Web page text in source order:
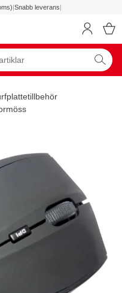
|Snabb leverans|